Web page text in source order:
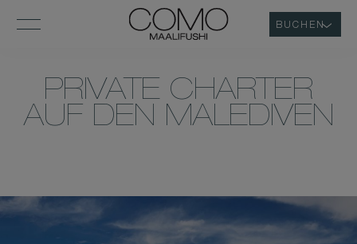
BUCHEN
PRIVATE CHARTER
AUF DEN MALEDIVEN